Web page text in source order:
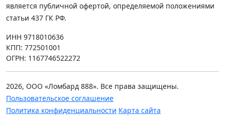
является публичной офертой, определяемой положениями
статьи 437 ГК РФ.
ИНН 9718010636
КПП: 772501001
ОГРН: 1167746522272
2026, ООО «Ломбард 888». Все права защищены.
Пользовательское соглашение
Политика конфиденциальности Карта сайта